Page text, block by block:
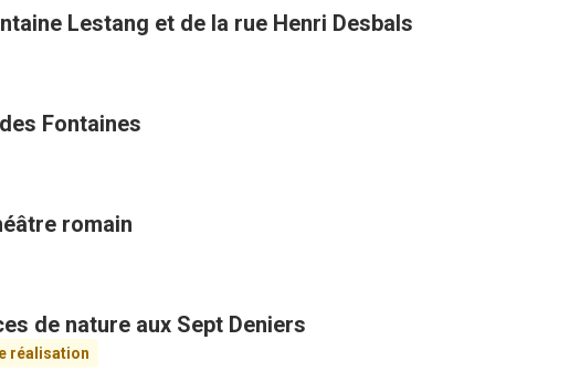
Lestang et de la rue Henri Desbals
Fontaines
romain
de nature aux Sept Deniers
réalisation